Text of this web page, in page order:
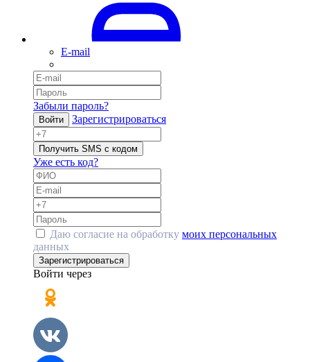
E-mail
Забыли пароль?
Войти Зарегистрироваться
Получить SMS с кодом
Уже есть код?
Даю согласие на обработку моих персональных
данных
Зарегистрироваться
Войти через